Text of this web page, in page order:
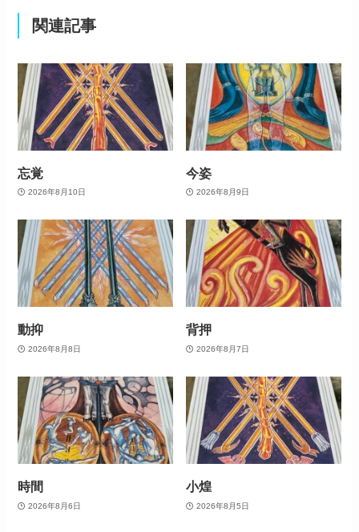
関連記事
忘覚
2026年8月10日
今姿
2026年8月9日
動抑
2026年8月8日
背押
2026年8月7日
時間
2026年8月6日
小煌
2026年8月5日